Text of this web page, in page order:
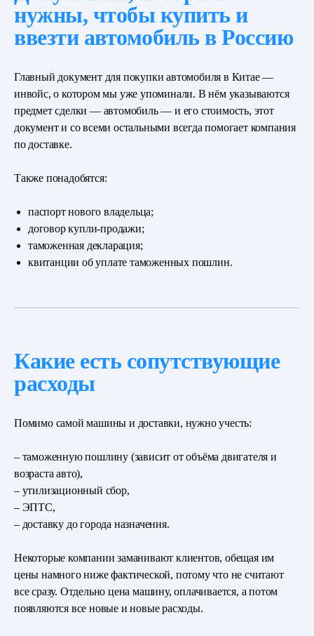
нужны, чтобы купить и
ввезти автомобиль в Россию
Главный документ для покупки автомобиля в Китае —
инвойс, о котором мы уже упоминали. В нём указываются
предмет сделки — автомобиль — и его стоимость, этот
документ и со всеми остальными всегда помогает компания
по доставке.
Также понадобятся:
паспорт нового владельца;
договор купли-продажи;
таможенная декларация;
квитанции об уплате таможенных пошлин.
Какие есть сопутствующие
расходы
Помимо самой машины и доставки, нужно учесть:
– таможенную пошлину (зависит от объёма двигателя и
возраста авто),
– утилизационный сбор,
– ЭПТС,
– доставку до города назначения.
Некоторые компании заманивают клиентов, обещая им
цены намного ниже фактической, потому что не считают
все сразу. Отдельно цена машину, оплачивается, а потом
появляются все новые и новые расходы.